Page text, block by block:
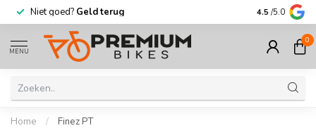
Niet goed? Geld terug Meer dan
4.5 /5.0
MENU
0
Home / Finez PT